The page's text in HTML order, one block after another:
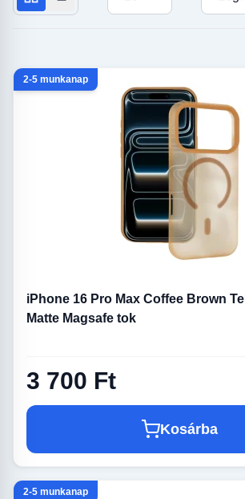
2-5 munkanap
iPhone 16 Pro Max Coffee Brown
Matte Magsafe tok
3 700 Ft
Kosárba
2-5 munkanap